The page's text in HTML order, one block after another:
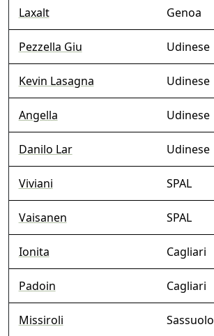
Laxalt Genoa
Pezzella Giu Udinese
Kevin Lasagna Udinese
Angella Udinese
Danilo Lar Udinese
Viviani SPAL
Vaisanen SPAL
Ionita Cagliari
Padoin Cagliari
Missiroli Sassuolo